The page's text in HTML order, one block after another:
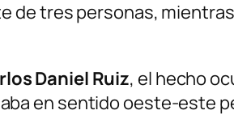
de tres personas,
Daniel Ruiz, el hecho
en sentido oeste-este